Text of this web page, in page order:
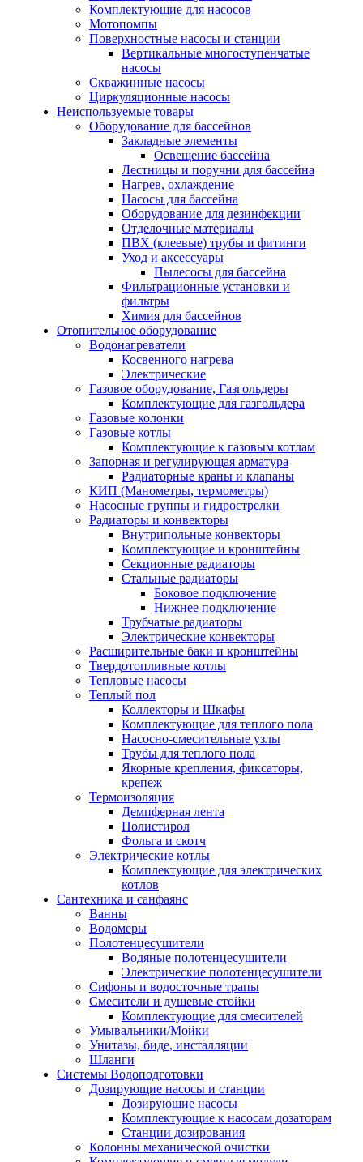
Комплектующие для насосов
Мотопомпы
Поверхностные насосы и станции
Вертикальные многоступенчатые
насосы
Скважинные насосы
Циркуляционные насосы
Неиспользуемые товары
Оборудование для бассейнов
Закладные элементы
Освещение бассейна
Лестницы и поручни для бассейна
Нагрев, охлаждение
Насосы для бассейна
Оборудование для дезинфекции
Отделочные материалы
ПВХ (клеевые) трубы и фитинги
Уход и аксессуары
Пылесосы для бассейна
Фильтрационные установки и
фильтры
Химия для бассейнов
Отопительное оборудование
Водонагреватели
Косвенного нагрева
Электрические
Газовое оборудование, Газгольдеры
Комплектующие для газгольдера
Газовые колонки
Газовые котлы
Комплектующие к газовым котлам
Запорная и регулирующая арматура
Радиаторные краны и клапаны
КИП (Манометры, термометры)
Насосные группы и гидрострелки
Радиаторы и конвекторы
Внутрипольные конвекторы
Комплектующие и кронштейны
Секционные радиаторы
Стальные радиаторы
Боковое подключение
Нижнее подключение
Трубчатые радиаторы
Электрические конвекторы
Расширительные баки и кронштейны
Твердотопливные котлы
Тепловые насосы
Теплый пол
Коллекторы и Шкафы
Комплектующие для теплого пола
Насосно-смесительные узлы
Трубы для теплого пола
Якорные крепления, фиксаторы,
крепеж
Термоизоляция
Демпферная лента
Полистирол
Фольга и скотч
Электрические котлы
Комплектующие для электрических
котлов
Сантехника и санфаянс
Ванны
Водомеры
Полотенцесушители
Водяные полотенцесушители
Электрические полотенцесушители
Сифоны и водосточные трапы
Смесители и душевые стойки
Комплектующие для смесителей
Умывальники/Мойки
Унитазы, биде, инсталляции
Шланги
Системы Водоподготовки
Дозирующие насосы и станции
Дозирующие насосы
Комплектующие к насосам дозаторам
Станции дозирования
Колонны механической очистки